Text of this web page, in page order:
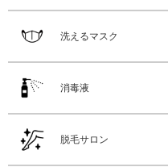
洗えるマスク
消毒液
脱毛サロン